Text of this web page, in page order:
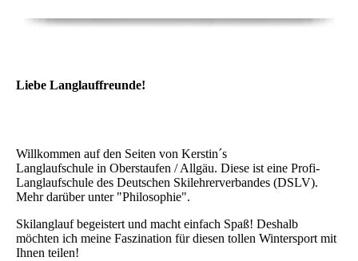
Liebe Langlauffreunde!
Willkommen auf den Seiten von Kerstin´s
Langlaufschule in Oberstaufen / Allgäu. Diese ist eine Profi-
Langlaufschule des Deutschen Skilehrerverbandes (DSLV).
Mehr darüber unter "Philosophie".
Skilanglauf begeistert und macht einfach Spaß! Deshalb
möchten ich meine Faszination für diesen tollen Wintersport mit
Ihnen teilen!